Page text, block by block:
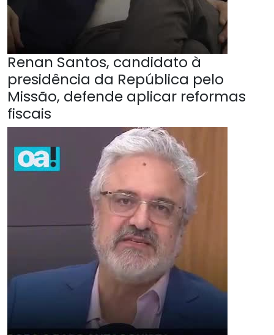
Renan Santos, candidato à
presidência da República pelo
Missão, defende aplicar reformas
fiscais